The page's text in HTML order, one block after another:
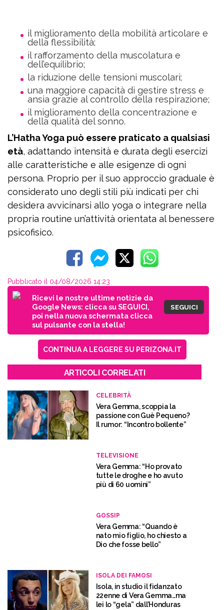
il miglioramento della mobilità articolare e
della flessibilità;
il rafforzamento della muscolatura e
dell’equilibrio;
la riduzione delle tensioni muscolari;
una maggiore capacità di gestire stress e
ansia grazie al controllo della respirazione;
il miglioramento della concentrazione e
della qualità del sonno.
L’Hatha Yoga può essere praticato a qualsiasi
età, adattando intensità e durata degli esercizi
alle caratteristiche e alle esigenze di ogni
persona. Proprio per il suo approccio graduale è
considerato uno degli stili più indicati per chi
desidera avvicinarsi allo yoga o integrare nella
propria routine un’attività orientata al benessere
psicofisico.
Pubblicato il 04/08/2026 14:23
Ricevi le nostre ultime notizie da
Google News: clicca su SEGUICI,
poi nella nuova schermata clicca
sul pulsante con la stella!
SEGUICI
CONTINUA A LEGGERE SU PERIZONA.IT
ARTICOLI CORRELATI
CELEBRITÀ
Vera Gemma, scoppia la
passione con Guè Pequeno?
Il rumor: “Incontro bollente”
TELEVISIONE
Vera Gemma: “Ho provato
tutte le droghe e ho avuto
più di 60 uomini”
GOSSIP
Vera Gemma: “Quando è
nato mio figlio, ho chiesto a
Dio che fosse bello”
ISOLA DEI FAMOSI
Isola, in studio il fidanzato
22enne di Vera Gemma…ma
lei lo “gela” dall’Honduras